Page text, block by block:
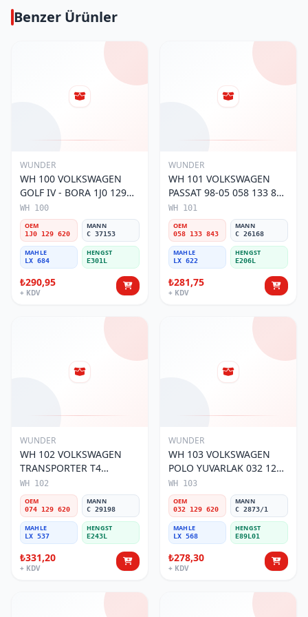
Benzer Ürünler
WUNDER
WH 100 VOLKSWAGEN
GOLF IV - BORA 1J0 129
620 Hava Filtresi
WH 100
OEM
1J0 129 620
MANN
C 37153
MAHLE
LX 684
HENGST
E301L
₺290,95
+ KDV
WUNDER
WH 101 VOLKSWAGEN
PASSAT 98-05 058 133 843
Hava Filtresi
WH 101
OEM
058 133 843
MANN
C 26168
MAHLE
LX 622
HENGST
E206L
₺281,75
+ KDV
WUNDER
WH 102 VOLKSWAGEN
TRANSPORTER T4
(SÜNGERSiZ) 074 129 620
Hava Filtresi
WH 102
OEM
074 129 620
MANN
C 29198
MAHLE
LX 537
HENGST
E243L
₺331,20
+ KDV
WUNDER
WH 103 VOLKSWAGEN
POLO YUVARLAK 032 129
620 Hava Filtresi
WH 103
OEM
032 129 620
MANN
C 2873/1
MAHLE
LX 568
HENGST
E89L01
₺278,30
+ KDV